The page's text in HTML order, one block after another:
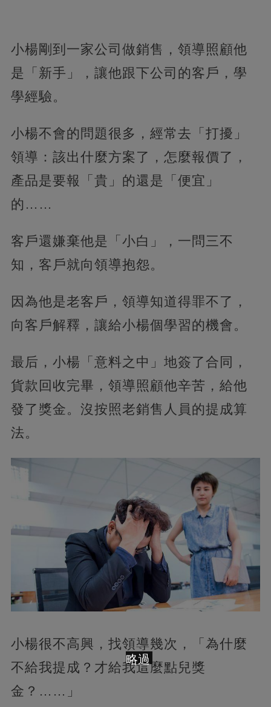
小楊剛到一家公司做銷售，領導照顧他
是「新手」，讓他跟下公司的客戶，學
學經驗。
小楊不會的問題很多，經常去「打擾」
領導：該出什麼方案了，怎麼報價了，
產品是要報「貴」的還是「便宜」
的……
客戶還嫌棄他是「小白」，一問三不
知，客戶就向領導抱怨。
因為他是老客戶，領導知道得罪不了，
向客戶解釋，讓給小楊個學習的機會。
最后，小楊「意料之中」地簽了合同，
貨款回收完畢，領導照顧他辛苦，給他
發了獎金。沒按照老銷售人員的提成算
法。
小楊很不高興，找領導幾次，「為什麼
不給我提成？才給我這麼點兒獎
金？……」
略過